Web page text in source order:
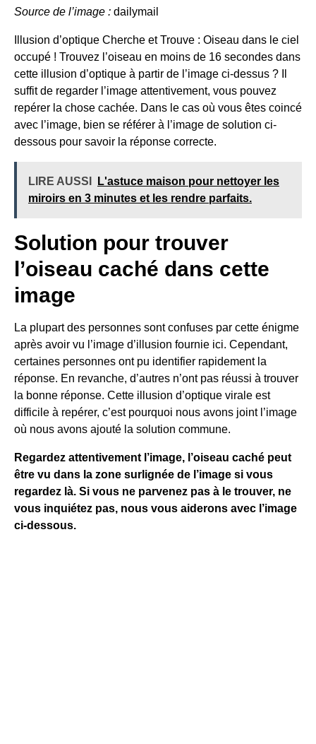
Source de l’image : dailymail
Illusion d’optique Cherche et Trouve : Oiseau dans le ciel
occupé ! Trouvez l’oiseau en moins de 16 secondes dans
cette illusion d’optique à partir de l’image ci-dessus ? Il
suffit de regarder l’image attentivement, vous pouvez
repérer la chose cachée. Dans le cas où vous êtes coincé
avec l’image, bien se référer à l’image de solution ci-
dessous pour savoir la réponse correcte.
LIRE AUSSI
L'astuce maison pour nettoyer les
miroirs en 3 minutes et les rendre parfaits.
Solution pour trouver
l’oiseau caché dans cette
image
La plupart des personnes sont confuses par cette énigme
après avoir vu l’image d’illusion fournie ici. Cependant,
certaines personnes ont pu identifier rapidement la
réponse. En revanche, d’autres n’ont pas réussi à trouver
la bonne réponse. Cette illusion d’optique virale est
difficile à repérer, c’est pourquoi nous avons joint l’image
où nous avons ajouté la solution commune.
Regardez attentivement l’image, l’oiseau caché peut
être vu dans la zone surlignée de l’image si vous
regardez là. Si vous ne parvenez pas à le trouver, ne
vous inquiétez pas, nous vous aiderons avec l’image
ci-dessous.